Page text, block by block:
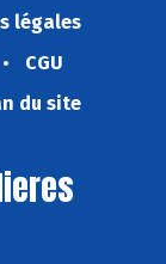
légales
CGU
du site